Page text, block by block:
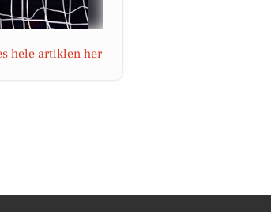
hele artiklen her